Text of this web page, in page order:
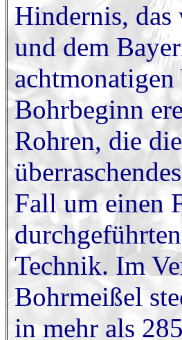
Hindernis,
und dem
Bohrbeginn
Rohren, die
Fall um einen
Technik. Im
Bohrmeißel
in mehr als